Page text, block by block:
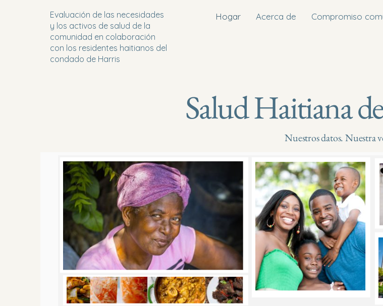
Evaluación de las necesidades
y los activos de salud de la
comunidad en colaboración
con los residentes haitianos del
condado de Harris
Hogar Acerca de Compromiso
Salud Haitiana
Nuestros datos. Nuestra